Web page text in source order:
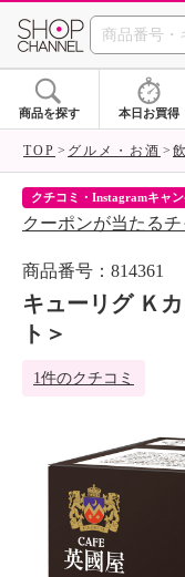
商品を探す 本日お買得
TOP グルメ・お酒
クチコミ・Instagramキャ
クーポンが当たるチ
商品番号：814361
キューリグ Ｋ
ト＞
1件のクチコミ